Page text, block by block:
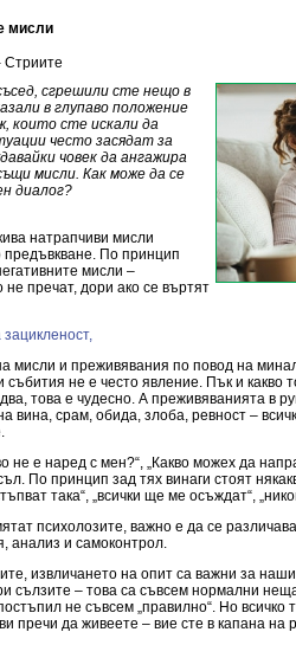
мисли
Стриите
сгрешили сте нещо в
в глупаво положение
които сте искали да
често засядат за
човек да ангажира
мисли. Как може да се
диалог?
натрапчиви мисли
По принцип
мисли –
пречат, дори ако се въртят
мисли и преживявания по повод на
събития не е често явление. Пък и какво
това е чудесно. А преживяванията в
вина, срам, обида, злоба, ревност –
не е наред с мен?“, „Какво можех да
По принцип зад тях винаги стоят
така“, „всички ще ме осъждат“,
психолозите, важно е да се
анализ и самоконтрол.
извличането на опит са важни за
сълзите – това са съвсем нормални
не съвсем „правилно“. Но всичко
пречи да живеете – вие сте в капана на